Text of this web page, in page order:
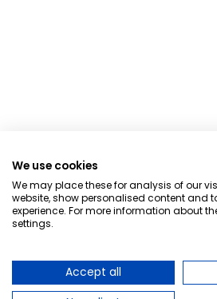
We use cookies
We may place these for analysis of our
website, show personalised content and
experience. For more information about
settings.
Accept all